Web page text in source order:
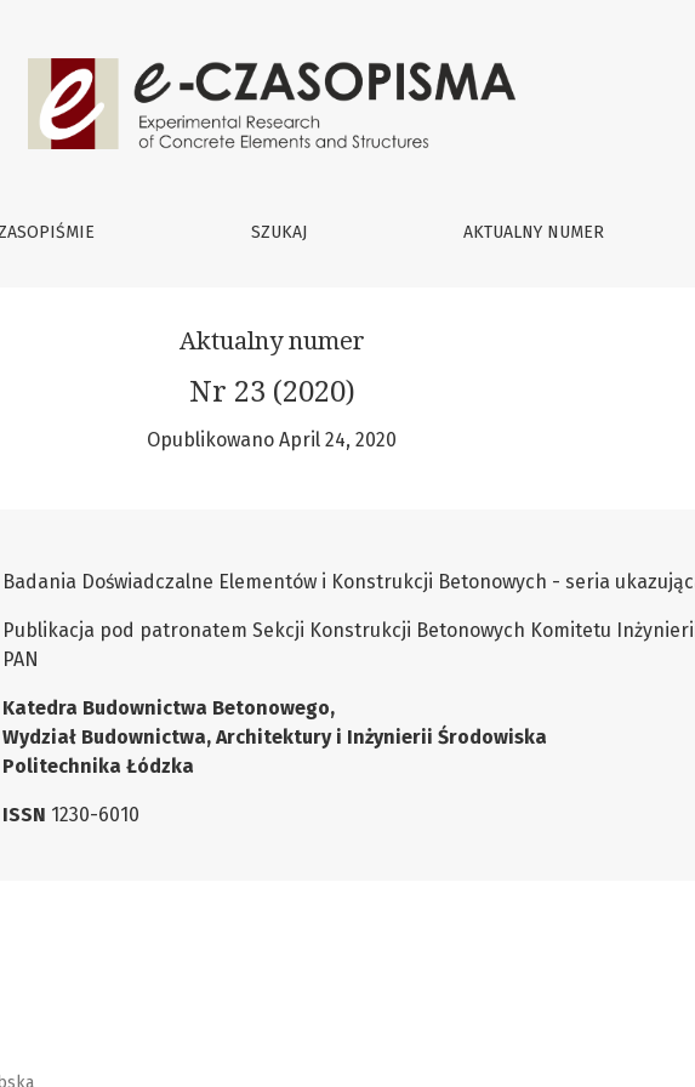
i Konstrukcji Betonowych
SZUKAJ AKTUALNY NUMER
Aktualny numer
Nr 23 (2020)
Opublikowano April 24, 2020
Badania Doświadczalne Elementów i Konstrukcji Betonowych - seria
Publikacja pod patronatem Sekcji Konstrukcji Betonowych Komitetu
PAN
Katedra Budownictwa Betonowego,
Wydział Budownictwa, Architektury i Inżynierii Środowiska
Politechnika Łódzka
ISSN 1230-6010